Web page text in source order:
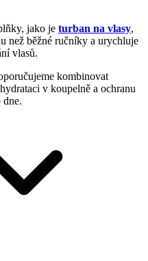
jako je turban na vlasy,
než běžné ručníky a urychluje
vlasů.
kombinovat
v koupelně a ochranu
dne.